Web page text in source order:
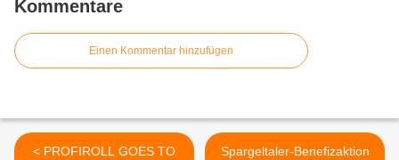
Kommentare
Einen Kommentar hinzufügen
< PROFIROLL GOES TO
Spargeltaler-Benefizaktion